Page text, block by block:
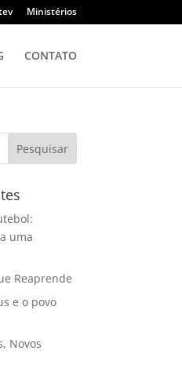
Ministérios
CONTATO
uma
Reaprende
e o povo
Novos